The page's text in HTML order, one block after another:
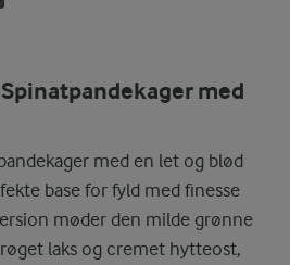
med
med en let og blød
base for fyld med finesse
møder den milde grønne
laks og cremet hytteost,